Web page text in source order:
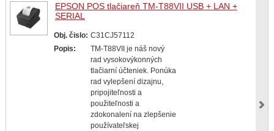
EPSON POS tlačiareň TM-T88VII USB + LAN +
SERIAL
Obj. čislo: C31CJ57112
Popis:
TM-T88VII je náš nový
rad vysokovýkonných
tlačiarní účteniek. Ponúka
rad vylepšení dizajnu,
pripojiteľnosti a
použiteľnosti a
zdokonalení na zlepšenie
používateľskej